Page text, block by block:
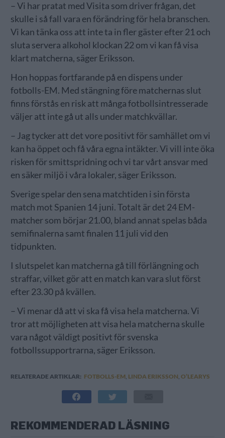
– Vi har pratat med Visita som driver frågan, det
skulle i så fall vara en förändring för hela branschen.
Vi kan tänka oss att inte ta in fler gäster efter 21 och
sluta servera alkohol klockan 22 om vi kan få visa
klart matcherna, säger Eriksson.
Hon hoppas fortfarande på en dispens under
fotbolls-EM. Med stängning före matchernas slut
finns förstås en risk att många fotbollsintresserade
väljer att inte gå ut alls under matchkvällar.
– Jag tycker att det vore positivt för samhället om vi
kan ha öppet och få våra egna intäkter. Vi vill inte öka
risken för smittspridning och vi tar vårt ansvar med
en säker miljö i våra lokaler, säger Eriksson.
Sverige spelar den sena matchtiden i sin första
match mot Spanien 14 juni. Totalt är det 24 EM-
matcher som börjar 21.00, bland annat spelas båda
semifinalerna samt finalen 11 juli vid den
tidpunkten.
I slutspelet kan matcherna gå till förlängning och
straffar, vilket gör att en match kan vara slut först
efter 23.30 på kvällen.
– Vi menar då att vi ska få visa hela matcherna. Vi
tror att möjligheten att visa hela matcherna skulle
vara något väldigt positivt för svenska
fotbollssupportrarna, säger Eriksson.
RELATERADE ARTIKLAR: FOTBOLLS-EM, LINDA ERIKSSON, O’LEARYS
REKOMMENDERAD LÄSNING